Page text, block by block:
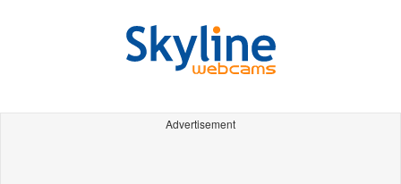
Advertisement